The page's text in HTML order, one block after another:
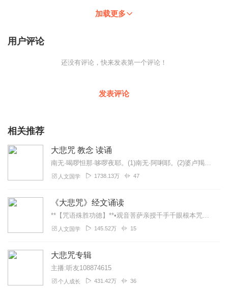
加载更多
用户评论
还没有评论，快来发表第一个评论！
发表评论
相关推荐
大悲咒 教念 读诵
南无·喝啰怛那·哆啰夜耶。(1)南无·阿唎耶。(2)婆卢羯帝·烁钵啰耶。(3)菩提萨埵婆耶。(4)摩诃萨埵婆耶。(5)摩诃迦卢尼迦耶。(6)唵。(7)萨皤啰罚曳...
人文国学 1738.13万 47
《大悲咒》经文诵读
**【咒语殊胜功德】**•观音菩萨亲授千手千眼根本咒，佛陀赞叹"威力第一"•特别功效：消百万劫业障（尤其宿世杀业、堕胎罪业）化解冤亲债主纠缠（持满1...
人文国学 145.52万 15
大悲咒专辑
主播:听友108874615
个人成长 431.42万 36